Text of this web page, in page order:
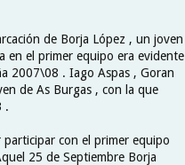
de Borja López , un joven
en el primer equipo era evidente
2007\08 . Iago Aspas , Goran
de As Burgas , con la que
.
con el primer equipo
25 de Septiembre Borja